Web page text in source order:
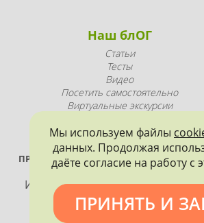
Наш блОГ
Статьи
Тесты
Видео
Посетить самостоятельно
Виртуальные экскурсии
ПРОЕКТ РЕАЛИЗУЕТСЯ ПРИ ПОДДЕРЖКЕ
ПЕТЕРБУРГА
Использование материалов,
допускается только с согласия
обязательной ссылкой на
Мы используем файлы
данных. Продолжая
даёте согласие на работу с
ПРИНЯТЬ И